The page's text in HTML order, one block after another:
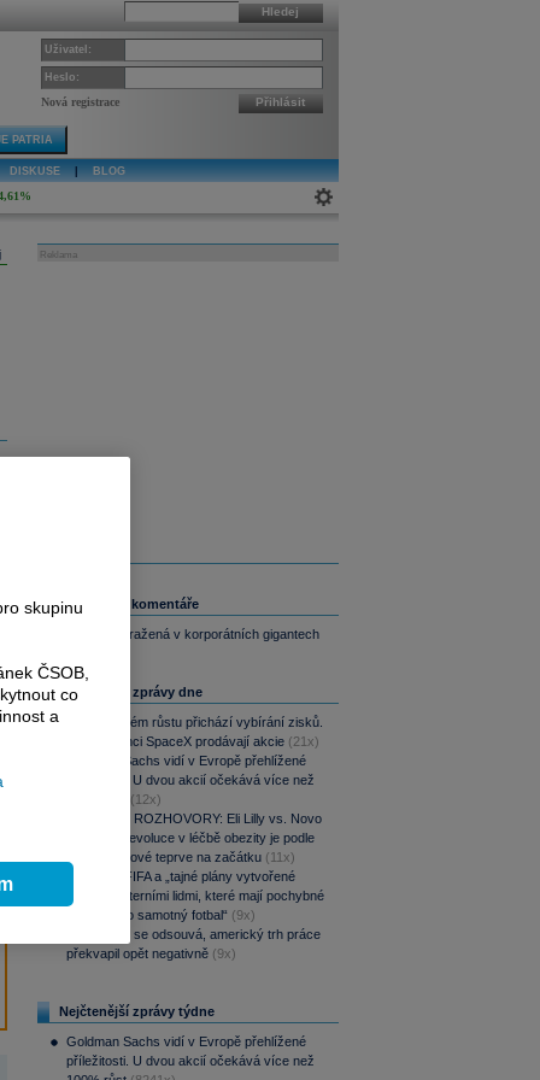
Hledej
Uživatel:
Heslo:
Nová registrace Přihlásit
PATRIA
DISKUSE BLOG
Reklama
Související komentáře
Historie odražená v korporátních gigantech
Nejčtenější zprávy dne
Po raketovém růstu přichází vybírání zisků.
Zaměstnanci SpaceX prodávají akcie (21x)
Goldman Sachs vidí v Evropě přehlížené
příležitosti. U dvou akcií očekává více než
(12x)
PODCAST ROZHOVORY: Eli Lilly vs. Novo
Nordisk. Revoluce v léčbě obezity je podle
MUDr. Kunové teprve na začátku (11x)
UEFA vs. FIFA a „tajné plány vytvořené
bezcharakterními lidmi, které mají pochybné
přínosy pro samotný fotbal“ (9x)
Akce Fedu se odsouvá, americký trh práce
překvapil opět negativně (9x)
Nejčtenější zprávy týdne
Goldman Sachs vidí v Evropě přehlížené
příležitosti. U dvou akcií očekává více než
skupinu
ČSOB,
co
a